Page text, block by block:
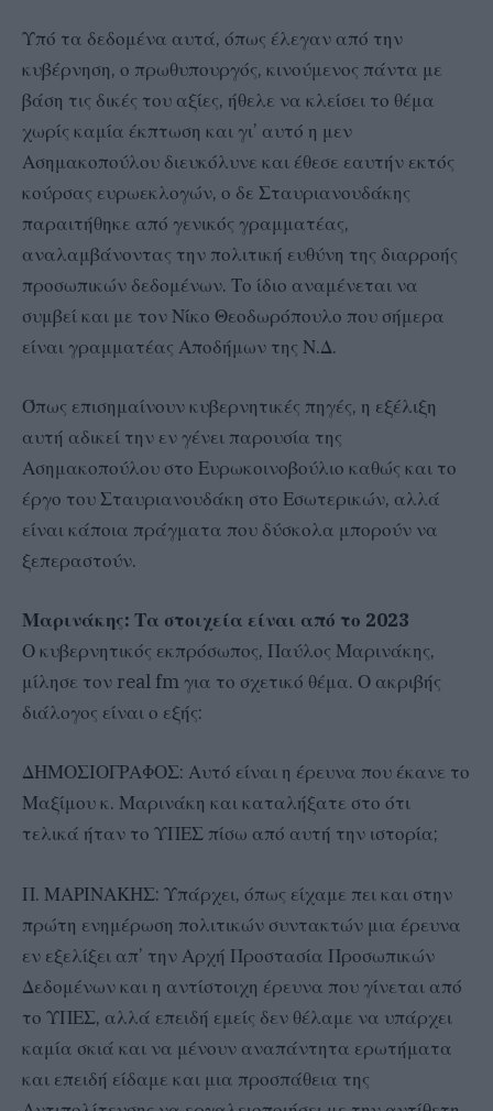
Υπό τα δεδομένα αυτά, όπως έλεγαν από την
κυβέρνηση, ο πρωθυπουργός, κινούμενος πάντα με
βάση τις δικές του αξίες, ήθελε να κλείσει το θέμα
χωρίς καμία έκπτωση και γι’ αυτό η μεν
Ασημακοπούλου διευκόλυνε και έθεσε εαυτήν εκτός
κούρσας ευρωεκλογών, ο δε Σταυριανουδάκης
παραιτήθηκε από γενικός γραμματέας,
αναλαμβάνοντας την πολιτική ευθύνη της διαρροής
προσωπικών δεδομένων. Το ίδιο αναμένεται να
συμβεί και με τον Νίκο Θεοδωρόπουλο που σήμερα
είναι γραμματέας Αποδήμων της Ν.Δ.
Όπως επισημαίνουν κυβερνητικές πηγές, η εξέλιξη
αυτή αδικεί την εν γένει παρουσία της
Ασημακοπούλου στο Ευρωκοινοβούλιο καθώς και το
έργο του Σταυριανουδάκη στο Εσωτερικών, αλλά
είναι κάποια πράγματα που δύσκολα μπορούν να
ξεπεραστούν.
Μαρινάκης: Τα στοιχεία είναι από το 2023
Ο κυβερνητικός εκπρόσωπος, Παύλος Μαρινάκης,
μίλησε τον real fm για το σχετικό θέμα. Ο ακριβής
διάλογος είναι ο εξής:
ΔΗΜΟΣΙΟΓΡΑΦΟΣ: Αυτό είναι η έρευνα που έκανε το
Μαξίμου κ. Μαρινάκη και καταλήξατε στο ότι
τελικά ήταν το ΥΠΕΣ πίσω από αυτή την ιστορία;
Π. ΜΑΡΙΝΑΚΗΣ: Υπάρχει, όπως είχαμε πει και στην
πρώτη ενημέρωση πολιτικών συντακτών μια έρευνα
εν εξελίξει απ’ την Αρχή Προστασία Προσωπικών
Δεδομένων και η αντίστοιχη έρευνα που γίνεται από
το ΥΠΕΣ, αλλά επειδή εμείς δεν θέλαμε να υπάρχει
καμία σκιά και να μένουν αναπάντητα ερωτήματα
και επειδή είδαμε και μια προσπάθεια της